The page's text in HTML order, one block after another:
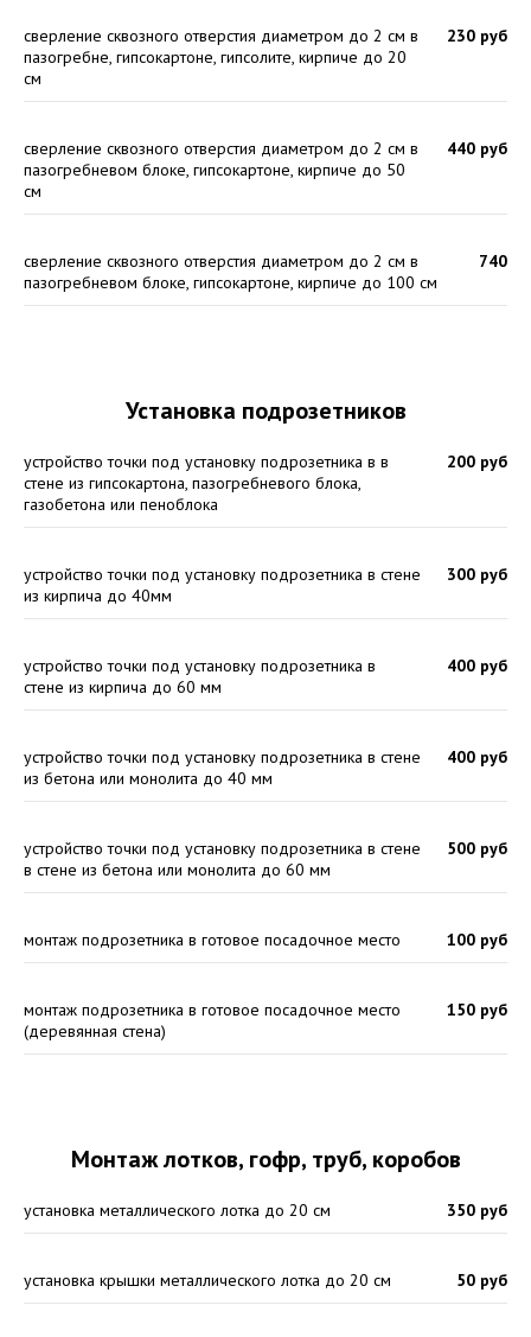
сверление сквозного отверстия диаметром до 2 см в
пазогребне, гипсокартоне, гипсолите, кирпиче до 20
см
230 руб
сверление сквозного отверстия диаметром до 2 см в
пазогребневом блоке, гипсокартоне, кирпиче до 50
см
440 руб
сверление сквозного отверстия диаметром до 2 см в
пазогребневом блоке, гипсокартоне, кирпиче до 100 см
740
Установка подрозетников
устройство точки под установку подрозетника в в
стене из гипсокартона, пазогребневого блока,
газобетона или пеноблока
200 руб
устройство точки под установку подрозетника в стене
из кирпича до 40мм
300 руб
устройство точки под установку подрозетника в
стене из кирпича до 60 мм
400 руб
устройство точки под установку подрозетника в стене
из бетона или монолита до 40 мм
400 руб
устройство точки под установку подрозетника в стене
в стене из бетона или монолита до 60 мм
500 руб
монтаж подрозетника в готовое посадочное место 100 руб
монтаж подрозетника в готовое посадочное место
(деревянная стена)
150 руб
Монтаж лотков, гофр, труб, коробов
установка металлического лотка до 20 см 350 руб
установка крышки металлического лотка до 20 см 50 руб